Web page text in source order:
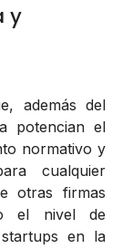
y
además del
potencian el
normativo y
cualquier
otras firmas
el nivel de
en la